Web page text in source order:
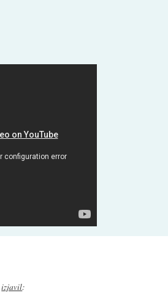
izjavil: